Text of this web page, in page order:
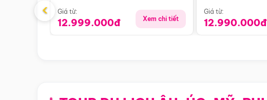
Giá từ:
12.999.000đ Xem chi tiết
Giá từ:
12.990.000đ
‹